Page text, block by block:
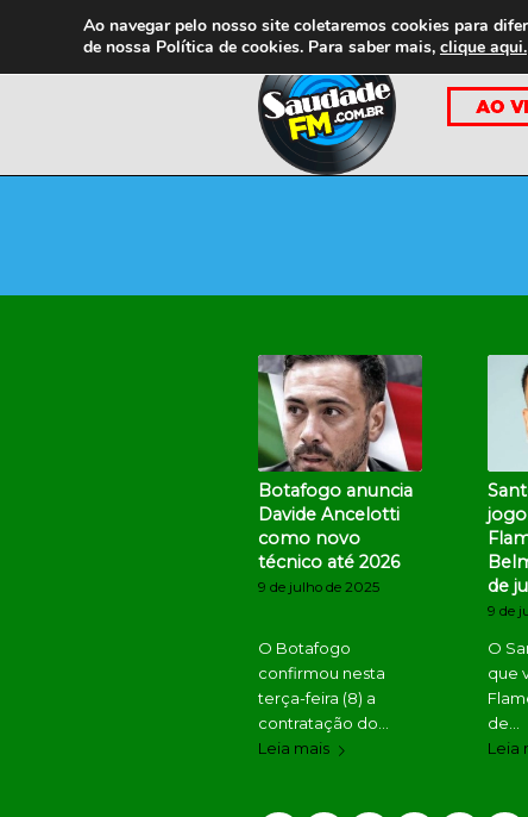
Botafogo anuncia
Davide Ancelotti
como novo
técnico até 2026
9 de julho de 2025
O Botafogo
confirmou nesta
terça-feira (8) a
contratação do…
Leia mais
de
9 de
O
que
de…
Leia
Ao navegar pelo nosso site coletaremos cookies para
de nossa Política de cookies. Para saber mais, clique aqui.